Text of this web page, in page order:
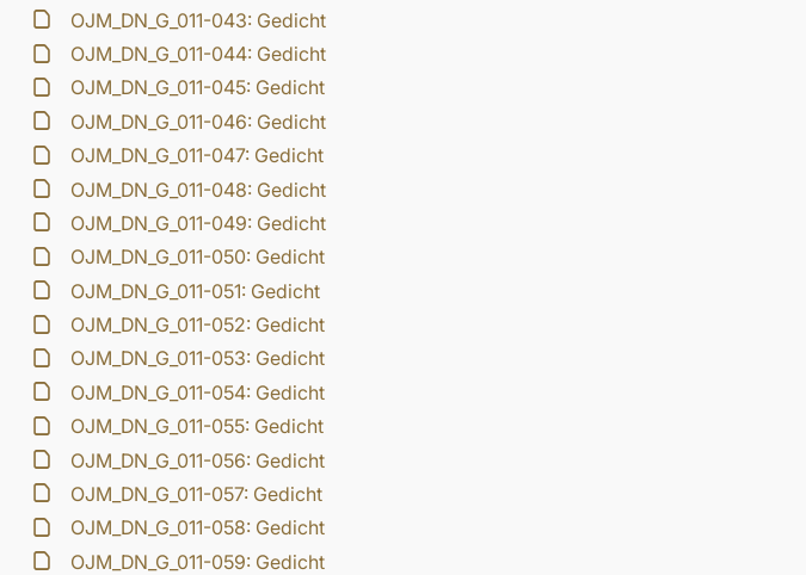
OJM_DN_G_011-043: Gedicht
OJM_DN_G_011-044: Gedicht
OJM_DN_G_011-045: Gedicht
OJM_DN_G_011-046: Gedicht
OJM_DN_G_011-047: Gedicht
OJM_DN_G_011-048: Gedicht
OJM_DN_G_011-049: Gedicht
OJM_DN_G_011-050: Gedicht
OJM_DN_G_011-051: Gedicht
OJM_DN_G_011-052: Gedicht
OJM_DN_G_011-053: Gedicht
OJM_DN_G_011-054: Gedicht
OJM_DN_G_011-055: Gedicht
OJM_DN_G_011-056: Gedicht
OJM_DN_G_011-057: Gedicht
OJM_DN_G_011-058: Gedicht
OJM_DN_G_011-059: Gedicht